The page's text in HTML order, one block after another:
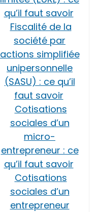
qu’il faut savoir
Fiscalité de la
société par
actions simplifiée
unipersonnelle
(SASU) : ce qu’il
faut savoir
Cotisations
sociales d’un
micro-
entrepreneur : ce
qu’il faut savoir
Cotisations
sociales d’un
entrepreneur